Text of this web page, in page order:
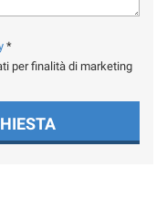
*
per finalità di marketing